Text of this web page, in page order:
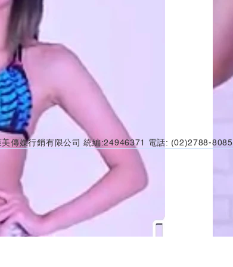
美傳媒行銷有限公司 統編:24946371 電話: (02)2788-8085